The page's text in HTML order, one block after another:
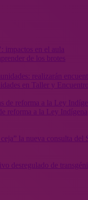
de los brotes
en Taller y
reforma a la Ley Indígena
la nueva consulta del
desregulado de